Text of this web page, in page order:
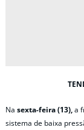
Na sexta-feira (13),a
sistema de baixa